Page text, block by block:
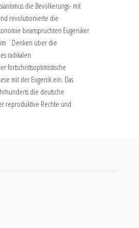
die Bevölkerungs- mit
revolutionierte die
beanspruchten Eugeniker
im `Denken über die
radikalen
fortschrittsoptimistische
mit der Eugenik ein. Das
die deutsche
reproduktive Rechte und